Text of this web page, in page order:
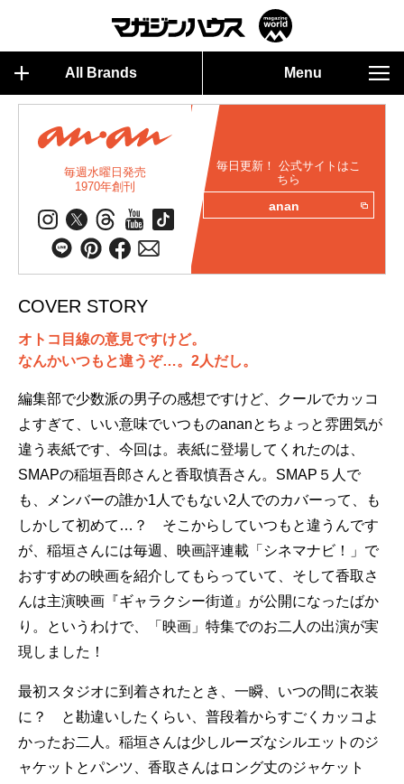
All Brands Menu
毎週水曜日発売
1970年創刊
毎日更新！ 公式サイトはこ
ちら
anan
COVER STORY
オトコ目線の意見ですけど。
なんかいつもと違うぞ…。2人だし。
編集部で少数派の男子の感想ですけど、クールでカッコ
よすぎて、いい意味でいつものananとちょっと雰囲気が
違う表紙です、今回は。表紙に登場してくれたのは、
SMAPの稲垣吾郎さんと香取慎吾さん。SMAP５人で
も、メンバーの誰か1人でもない2人でのカバーって、も
しかして初めて…？ そこからしていつもと違うんです
が、稲垣さんには毎週、映画評連載「シネマナビ！」で
おすすめの映画を紹介してもらっていて、そして香取さ
んは主演映画『ギャラクシー街道』が公開になったばか
り。というわけで、「映画」特集でのお二人の出演が実
現しました！
最初スタジオに到着されたとき、一瞬、いつの間に衣装
に？ と勘違いしたくらい、普段着からすごくカッコよ
かったお二人。稲垣さんは少しルーズなシルエットのジ
ャケットとパンツ、香取さんはロング丈のジャケット